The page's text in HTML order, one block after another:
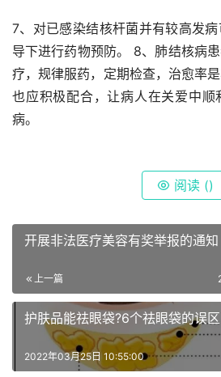
7、对已感染结核杆菌并有较高发
导下进行药物预防。 8、肺结核病
疗，规律服药，定期检查，治愈率
也应积极配合，让病人在关爱中顺
病。
阅读 ()
开展非法医疗美容有奖举报的通知
上一篇
护肤品能祛眼袋?6个祛眼袋的误
2022年03月25日 10:55:00